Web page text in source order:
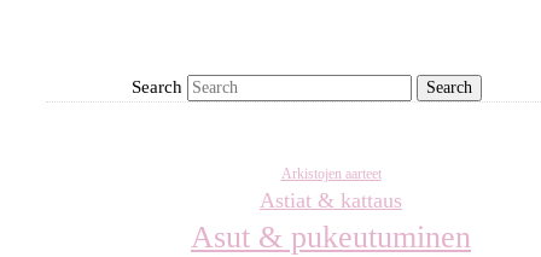
Search
Arkistojen aarteet
Astiat & kattaus
Asut & pukeutuminen